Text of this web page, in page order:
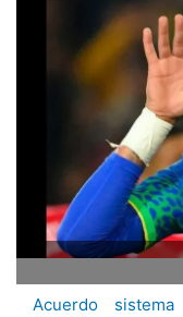
Acuerdo sistema